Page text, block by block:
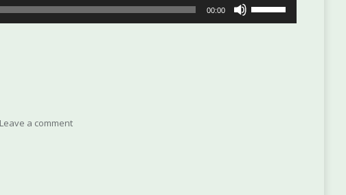
menurunkan
volume.
00:00
Anak
Leave a comment